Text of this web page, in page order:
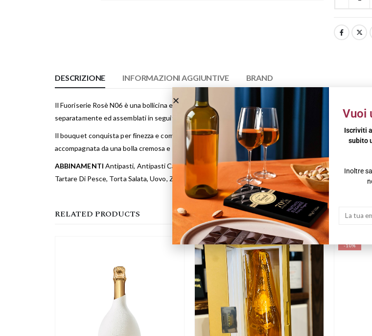
DESCRIZIONE INFORMAZIONI AGGIUNTIVE BRAND
Il Fuoriserie Rosè N06 è una bollicina eccezionale, composta da Pinot Nero e Chardonnay provenienti
separatamente ed assemblati in seguito e il 20% da vino di riserva, affina poi 40 mesi in acciaio e botti
Il bouquet conquista per finezza e complessità, con profumi che vanno dal melograno e il pompelmo al
accompagnata da una bolla cremosa e persistente.
ABBINAMENTI Antipasti, Antipasti Caldi Di Pesce , Crostaci O Pesce Al Vapore, Formaggi Freschi,
Tartare Di Pesce, Torta Salata, Uovo, Zuppa Di Pesce Con Pomodoro.
RELATED PRODUCTS
-10%
Vuoi
Iscriviti
subito
Inoltre